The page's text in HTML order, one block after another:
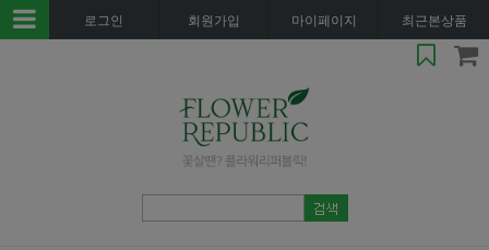
로그인 회원가입 마이페이지 최근본상품